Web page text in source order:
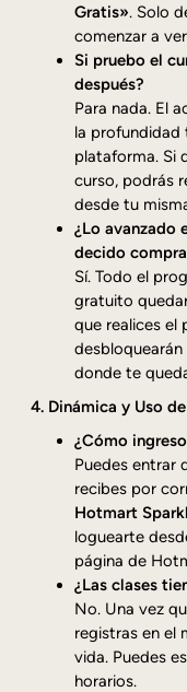
Gratis». Solo
comenzar a
Si pruebo el
después?
Para nada. El
la profundidad
plataforma. Si
curso, podrás
desde tu
¿Lo avanzado
decido
Sí. Todo el
gratuito
que realices el
donde te
4. Dinámica y Uso
¿Cómo
Puedes entrar
recibes por
Hotmart
loguearte
página de
¿Las clases
No. Una vez
registras en el
vida. Puedes
horarios.